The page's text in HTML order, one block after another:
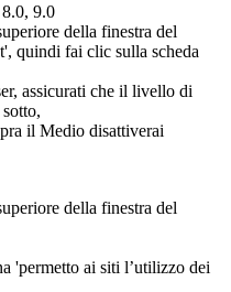
9.0
della finestra del
quindi fai clic sulla scheda
assicurati che il livello di
il Medio disattiverai
della finestra del
'permetto ai siti l’utilizzo dei